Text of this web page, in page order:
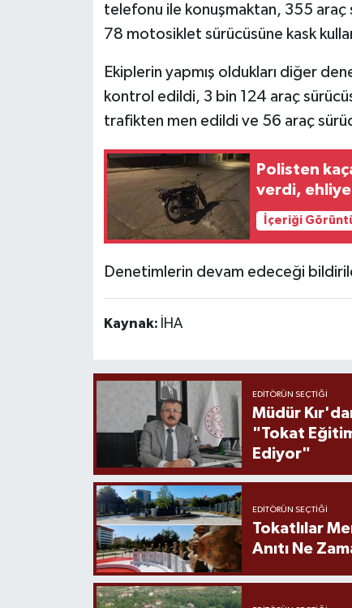
telefonu ile konuşmaktan, 355 araç
78 motosiklet sürücüsüne kask
Ekiplerin yapmış oldukları diğer
kontrol edildi, 3 bin 124 araç
trafikten men edildi ve 56 araç
Polisten
verdi,
İçeriği
Denetimlerin devam edeceği
Kaynak: İHA
EDITÖRÜN SEÇTIĞI
Müdür
"Tokat
Ediyor"
EDITÖRÜN SEÇTIĞI
Tokatlılar
Anıtı Ne